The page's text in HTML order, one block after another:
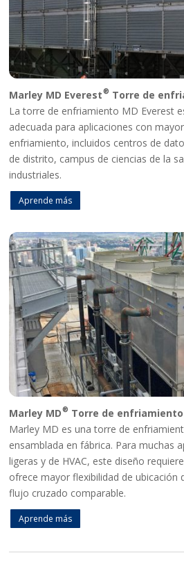
Marley MD Everest® Torre de
La torre de enfriamiento MD Everest
adecuada para aplicaciones con
enfriamiento, incluidos centros de
de distrito, campus de ciencias de la
industriales.
Aprende más
Marley MD® Torre de
Marley MD es una torre de
ensamblada en fábrica. Para muchas
ligeras y de HVAC, este diseño
ofrece mayor flexibilidad de ubicación
flujo cruzado comparable.
Aprende más